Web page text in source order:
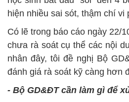
hiện nhiều sai sót, thậm chí
Có lẽ trong báo cáo ngày 22/
chưa rà soát cụ thể các nội
nhân đây, tôi đề nghị Bộ
đánh giá rà soát kỹ càng hơn
- Bộ GD&ĐT cần làm gì để